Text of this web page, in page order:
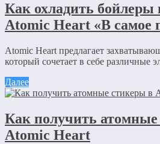
Как охладить бойлеры
Atomic Heart «В самое
Atomic Heart предлагает
который сочетает в себе различные
Далее
Как получить
Atomic Heart